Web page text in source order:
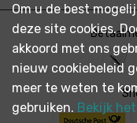
Om u de best
deze site cookies.
akkoord met ons
nieuw cookiebeleid
meer te weten te
gebruiken. Bekijk